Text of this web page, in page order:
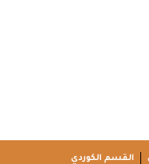
القسم الكوردي